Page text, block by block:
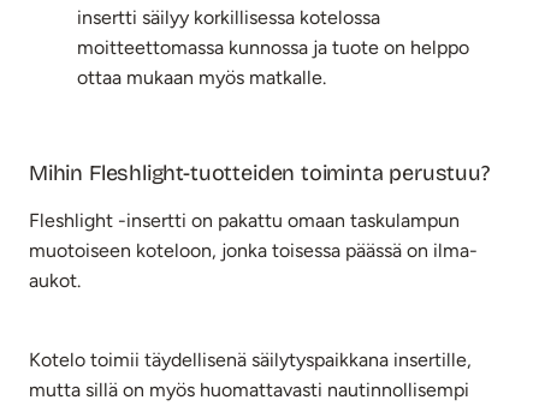
insertti säilyy korkillisessa kotelossa
moitteettomassa kunnossa ja tuote on helppo
ottaa mukaan myös matkalle.
Mihin Fleshlight-tuotteiden toiminta perustuu?
Fleshlight -insertti on pakattu omaan taskulampun
muotoiseen koteloon, jonka toisessa päässä on ilma-
aukot.
Kotelo toimii täydellisenä säilytyspaikkana insertille,
mutta sillä on myös huomattavasti nautinnollisempi